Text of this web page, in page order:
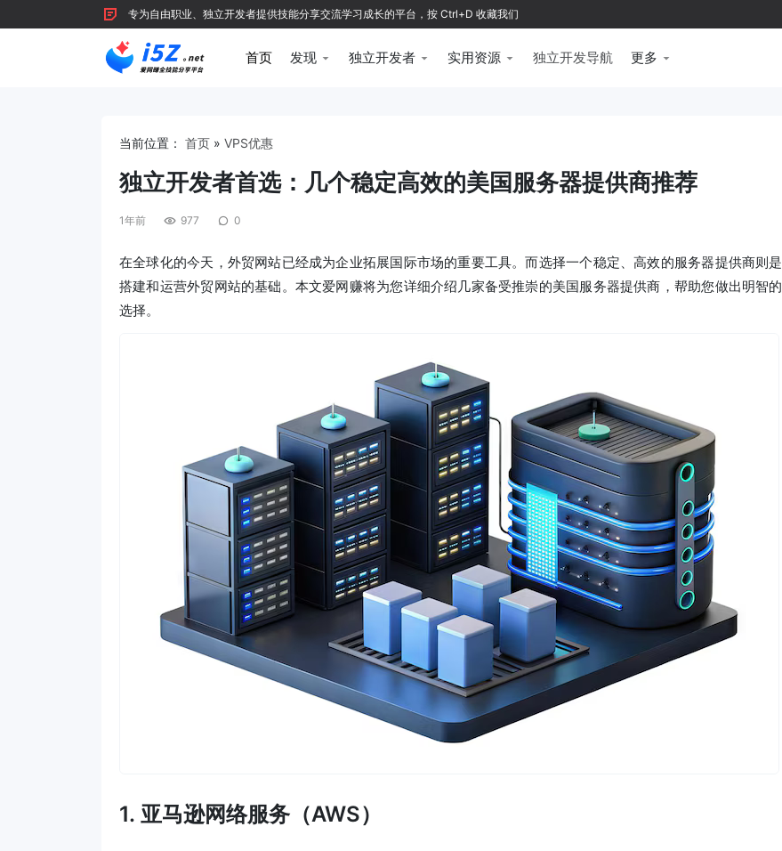
专为自由职业、独立开发者提供技能分享交流学习成长的平台，按 Ctrl+D 收藏我们
首页 发现 独立开发者 实用资源 独立开发导航 更多
当前位置： 首页 » VPS优惠
独立开发者首选：几个稳定高效的美国服务器提供商推荐
1年前 977 0
在全球化的今天，外贸网站已经成为企业拓展国际市场的重要工具。而选择一个稳定、高效的服务器提供商则是
搭建和运营外贸网站的基础。本文爱网赚将为您详细介绍几家备受推崇的美国服务器提供商，帮助您做出明智的
选择。
1. 亚马逊网络服务（AWS）